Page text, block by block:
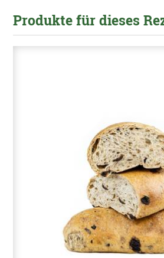
Produkte für dieses